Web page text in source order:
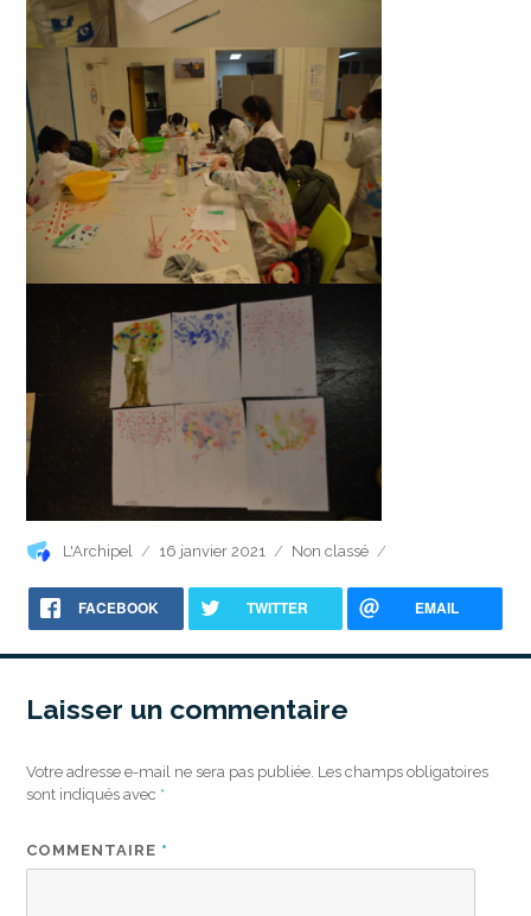
Auteur
L'Archipel
Publié
16 janvier 2021 Catégories
Non classé
FACEBOOK TWITTER EMAIL
Laisser un commentaire
Votre adresse e-mail ne sera pas publiée. Les champs obligatoires
sont indiqués avec *
COMMENTAIRE *